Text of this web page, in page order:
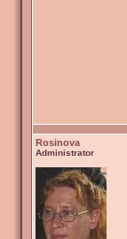
Rosinova
Administrator